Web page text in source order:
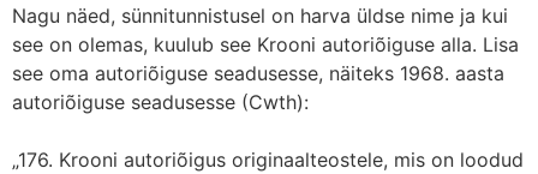
Nagu näed, sünnitunnistusel on harva üldse nime ja kui
see on olemas, kuulub see Krooni autoriõiguse alla. Lisa
see oma autoriõiguse seadusesse, näiteks 1968. aasta
autoriõiguse seadusesse (Cwth):
„176. Krooni autoriõigus originaalteostele, mis on loodud